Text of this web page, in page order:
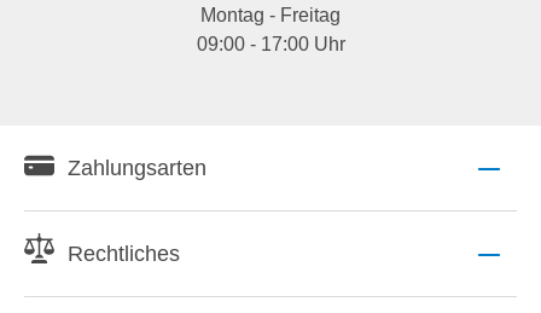
Montag - Freitag
09:00 - 17:00 Uhr
Zahlungsarten
Rechtliches